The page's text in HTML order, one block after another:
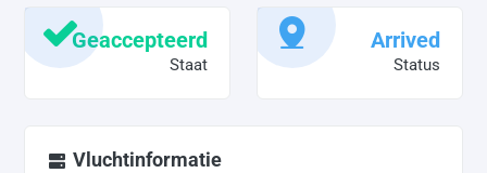
Geaccepteerd
Staat
Arrived
Status
Vluchtinformatie